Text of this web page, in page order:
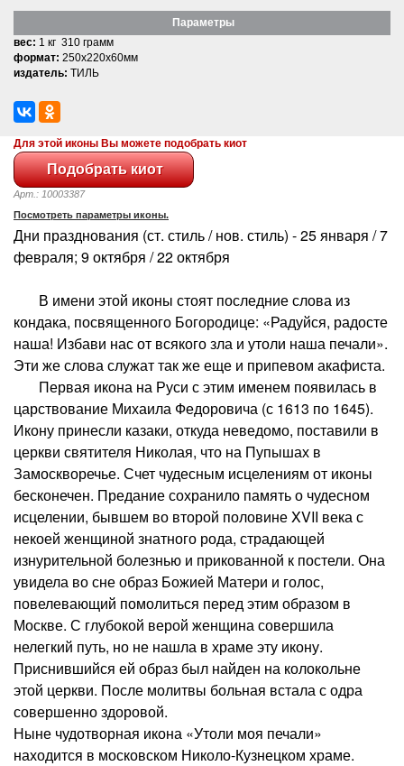
Параметры
вес: 1 кг 310 грамм
формат: 250x220x60мм
издатель: ТИЛЬ
Для этой иконы Вы можете подобрать киот
Арт.: 10003387
Посмотреть параметры иконы.
Дни празднования (ст. стиль / нов. стиль) - 25 января / 7
февраля; 9 октября / 22 октября
В имени этой иконы стоят последние слова из
кондака, посвященного Богородице: «Радуйся, радосте
наша! Избави нас от всякого зла и утоли наша печали».
Эти же слова служат так же еще и припевом акафиста.
Первая икона на Руси с этим именем появилась в
царствование Михаила Федоровича (с 1613 по 1645).
Икону принесли казаки, откуда неведомо, поставили в
церкви святителя Николая, что на Пупышах в
Замоскворечье. Счет чудесным исцелениям от иконы
бесконечен. Предание сохранило память о чудесном
исцелении, бывшем во второй половине XVII века с
некоей женщиной знатного рода, страдающей
изнурительной болезнью и прикованной к постели. Она
увидела во сне образ Божией Матери и голос,
повелевающий помолиться перед этим образом в
Москве. С глубокой верой женщина совершила
нелегкий путь, но не нашла в храме эту икону.
Приснившийся ей образ был найден на колокольне
этой церкви. После молитвы больная встала с одра
совершенно здоровой.
Ныне чудотворная икона «Утоли моя печали»
находится в московском Николо-Кузнецком храме.